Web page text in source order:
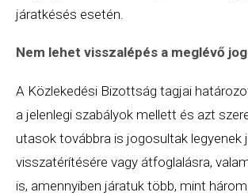
járatkésés esetén.
Nem lehet visszalépés a meglévő
A Közlekedési Bizottság tagjai
a jelenlegi szabályok mellett és azt
utasok továbbra is jogosultak legyenek
visszatérítésére vagy átfoglalásra,
is, amennyiben járatuk több, mint